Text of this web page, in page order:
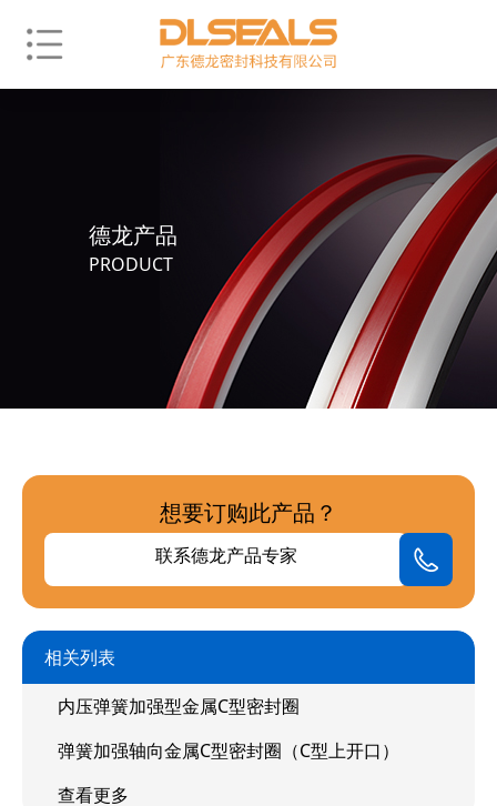
德龙产品
PRODUCT
想要订购此产品？
联系德龙产品专家
相关列表
内压弹簧加强型金属C型密封圈
弹簧加强轴向金属C型密封圈（C型上开口）
查看更多